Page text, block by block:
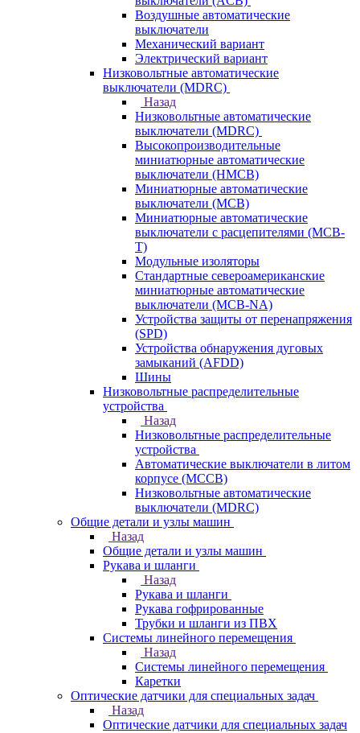
Воздушные автоматические
выключатели
Механический вариант
Электрический вариант
Низковольтные автоматические
выключатели (MDRC)
Назад
Низковольтные автоматические
выключатели (MDRC)
Высокопроизводительные
миниатюрные автоматические
выключатели (HMCB)
Миниатюрные автоматические
выключатели (MCB)
Миниатюрные автоматические
выключатели с расцепителями (MCB-
T)
Модульные изоляторы
Стандартные североамериканские
миниатюрные автоматические
выключатели (MCB-NA)
Устройства защиты от перенапряжения
(SPD)
Устройства обнаружения дуговых
замыканий (AFDD)
Шины
Низковольтные распределительные
устройства
Назад
Низковольтные распределительные
устройства
Автоматические выключатели в литом
корпусе (MCCB)
Низковольтные автоматические
выключатели (MDRC)
Общие детали и узлы машин
Назад
Общие детали и узлы машин
Рукава и шланги
Назад
Рукава и шланги
Рукава гофрированные
Трубки и шланги из ПВХ
Системы линейного перемещения
Назад
Системы линейного перемещения
Каретки
Оптические датчики для специальных задач
Назад
Оптические датчики для специальных задач